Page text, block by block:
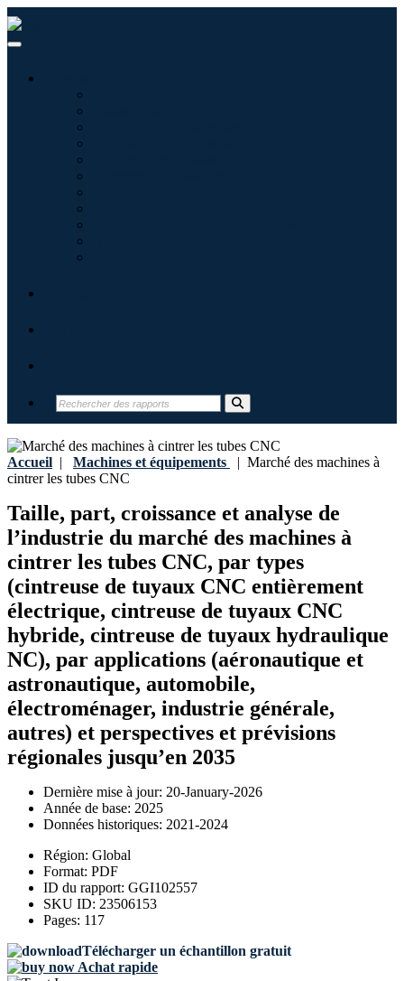
Accueil | Machines et équipements | Marché des machines à
cintrer les tubes CNC
Taille, part, croissance et analyse de
l’industrie du marché des machines à
cintrer les tubes CNC, par types
(cintreuse de tuyaux CNC entièrement
électrique, cintreuse de tuyaux CNC
hybride, cintreuse de tuyaux hydraulique
NC), par applications (aéronautique et
astronautique, automobile,
électroménager, industrie générale,
autres) et perspectives et prévisions
régionales jusqu’en 2035
Dernière mise à jour: 20-January-2026
Année de base: 2025
Données historiques: 2021-2024
Région: Global
Format: PDF
ID du rapport: GGI102557
SKU ID: 23506153
Pages: 117
Télécharger un échantillon gratuit
Achat rapide